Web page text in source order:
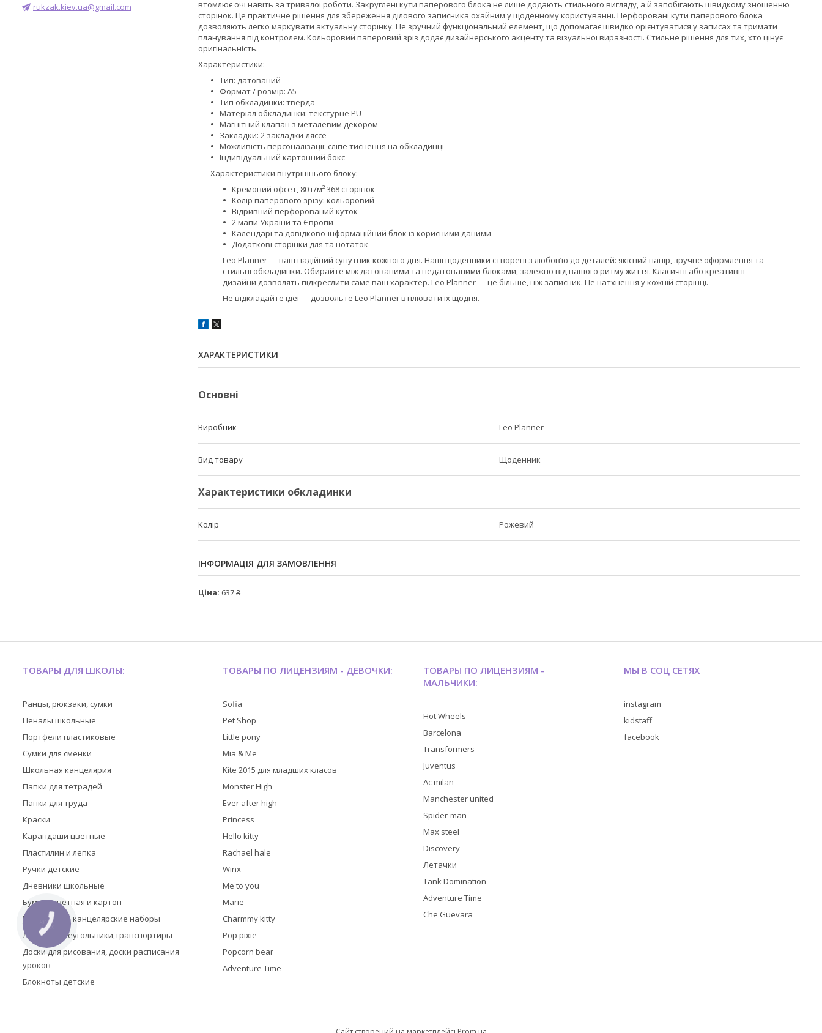
втомлює очі навіть за тривалої роботи. Закруглені кути паперового блока не лише додають стильного вигляду, а й запобігають швидкому зношенню
сторінок. Це практичне рішення для збереження ділового записника охайним у щоденному користуванні. Перфоровані кути паперового блока
дозволяють легко маркувати актуальну сторінку. Це зручний функціональний елемент, що допомагає швидко орієнтуватися у записах та тримати
планування під контролем. Кольоровий паперовий зріз додає дизайнерського акценту та візуальної виразності. Стильне рішення для тих, хто цінує
оригінальність.
Характеристики:
Тип: датований
Формат / розмір: A5
Тип обкладинки: тверда
Матеріал обкладинки: текстурне PU
Магнітний клапан з металевим декором
Закладки: 2 закладки-ляссе
Можливість персоналізації: сліпе тиснення на обкладинці
Індивідуальний картонний бокс
Характеристики внутрішнього блоку:
Кремовий офсет, 80 г/м² 368 сторінок
Колір паперового зрізу: кольоровий
Відривний перфорований куток
2 мапи України та Європи
Календарі та довідково-інформаційний блок із корисними даними
Додаткові сторінки для та нотаток
Leo Planner — ваш надійний супутник кожного дня. Наші щоденники створені з любов’ю до деталей: якісний папір, зручне оформлення та
стильні обкладинки. Обирайте між датованими та недатованими блоками, залежно від вашого ритму життя. Класичні або креативні
дизайни дозволять підкреслити саме ваш характер. Leo Planner — це більше, ніж записник. Це натхнення у кожній сторінці.
Не відкладайте ідеї — дозвольте Leo Planner втілювати їх щодня.
ХАРАКТЕРИСТИКИ
Основні
Виробник Leo Planner
Вид товару Щоденник
Характеристики обкладинки
Колір Рожевий
ІНФОРМАЦІЯ ДЛЯ ЗАМОВЛЕННЯ
Ціна: 637 ₴
rukzak.kiev.ua@gmail.com
ТОВАРЫ ДЛЯ ШКОЛЫ:
Ранцы, рюкзаки, сумки
Пеналы школьные
Портфели пластиковые
Сумки для сменки
Школьная канцелярия
Папки для тетрадей
Папки для труда
Краски
Карандаши цветные
Пластилин и лепка
Ручки детские
Дневники школьные
Бумага цветная и картон
Настольные канцелярские наборы
Линейки,треугольники,транспортиры
Доски для рисования, доски расписания
уроков
Блокноты детские
ТОВАРЫ ПО ЛИЦЕНЗИЯМ - ДЕВОЧКИ:
Sofia
Pet Shop
Little pony
Mia & Me
Kite 2015 для младших класов
Monster High
Ever after high
Princess
Hello kitty
Rachael hale
Winx
Me to you
Marie
Charmmy kitty
Pop pixie
Popcorn bear
Adventure Time
ТОВАРЫ ПО ЛИЦЕНЗИЯМ -
МАЛЬЧИКИ:
Hot Wheels
Barcelona
Transformers
Juventus
Ac milan
Manchester united
Spider-man
Max steel
Discovery
Летачки
Tank Domination
Adventure Time
Che Guevara
МЫ В СОЦ СЕТЯХ
instagram
kidstaff
facebook
КНОПКА
ЗВ'ЯЗКУ